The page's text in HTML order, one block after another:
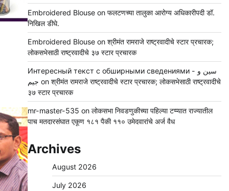
Embroidered Blouseon फलटणच्या तालुका आरोग्य अधिकारीपदी डॉ.
निखिल डीघे.
Embroidered Blouseon श्रीमंत रामराजे राष्ट्रवादीचे स्टार प्रचारक;
लोकसभेसाठी राष्ट्रवादीचे ३७ स्टार प्रचारक
Интересный текст с обширными сведениями - سين و
جيم on श्रीमंत रामराजे राष्ट्रवादीचे स्टार प्रचारक; लोकसभेसाठी राष्ट्रवादीचे
३७ स्टार प्रचारक
mr-master-535 on लोकसभा निवडणुकीच्या पहिल्या टप्प्यात राज्यातील
पाच मतदारसंघात एकूण १८१ पैकी ११० उमेदवारांचे अर्ज वैध
Archives
August 2026
July 2026